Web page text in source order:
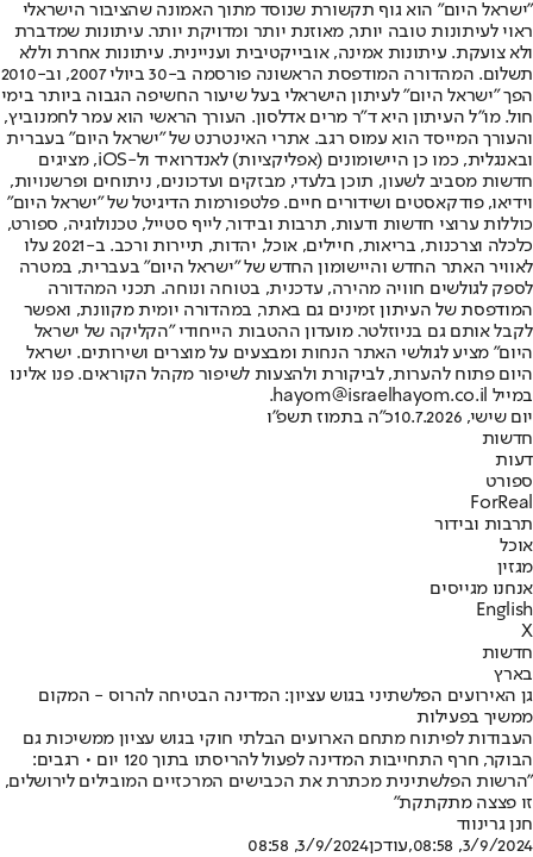
"ישראל היום" הוא גוף תקשורת שנוסד מתוך האמונה שהציבור הישראלי
ראוי לעיתונות טובה יותר, מאוזנת יותר ומדויקת יותר. עיתונות שמדברת
ולא צועקת. עיתונות אמינה, אובייקטיבית ועניינית. עיתונות אחרת וללא
תשלום. המהדורה המודפסת הראשונה פורסמה ב-30 ביולי 2007, וב-2010
הפך "ישראל היום" לעיתון הישראלי בעל שיעור החשיפה הגבוה ביותר בימי
חול. מו"ל העיתון היא ד"ר מרים אדלסון. העורך הראשי הוא עמר לחמנוביץ,
והעורך המייסד הוא עמוס רגב. אתרי האינטרנט של "ישראל היום" בעברית
ובאנגלית, כמו כן היישומונים (אפליקציות) לאנדרואיד ול-iOS, מציגים
חדשות מסביב לשעון, תוכן בלעדי, מבזקים ועדכונים, ניתוחים ופרשנויות,
וידיאו, פודקאסטים ושידורים חיים. פלטפורמות הדיגיטל של "ישראל היום"
כוללות ערוצי חדשות ודעות, תרבות ובידור, לייף סטייל, טכנולוגיה, ספורט,
כלכלה וצרכנות, בריאות, חיילים, אוכל, יהדות, תיירות ורכב. ב-2021 עלו
לאוויר האתר החדש והיישומון החדש של "ישראל היום" בעברית, במטרה
לספק לגולשים חוויה מהירה, עדכנית, בטוחה ונוחה. תכני המהדורה
המודפסת של העיתון זמינים גם באתר, במהדורה יומית מקוונת, ואפשר
לקבל אותם גם בניוזלטר. מועדון ההטבות הייחודי "הקליקה של ישראל
היום" מציע לגולשי האתר הנחות ומבצעים על מוצרים ושירותים. ישראל
היום פתוח להערות, לביקורת ולהצעות לשיפור מקהל הקוראים. פנו אלינו
במייל hayom@israelhayom.co.il.
יום שישי, 10.7.2026
כ"ה בתמוז תשפ"ו
חדשות
דעות
ספורט
ForReal
תרבות ובידור
אוכל
מגזין
אנחנו מגייסים
English
X
חדשות
בארץ
גן האירועים הפלשתיני בגוש עציון: המדינה הבטיחה להרוס - המקום
ממשיך בפעילות
העבודות לפיתוח מתחם הארועים הבלתי חוקי בגוש עציון ממשיכות גם
הבוקר, חרף התחייבות המדינה לפעול להריסתו בתוך 120 יום • רגבים:
"הרשות הפלשתינית מכתרת את הכבישים המרכזיים המובילים לירושלים,
זו פצצה מתקתקת"
חנן גרינווד
3/9/2024, 08:58
,עודכן3/9/2024, 08:58